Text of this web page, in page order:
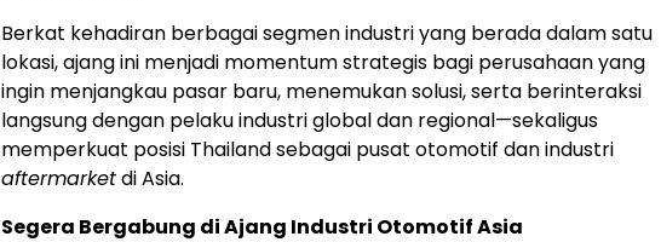
Berkat kehadiran berbagai segmen industri yang berada dalam satu
lokasi, ajang ini menjadi momentum strategis bagi perusahaan yang
ingin menjangkau pasar baru, menemukan solusi, serta berinteraksi
langsung dengan pelaku industri global dan regional—sekaligus
memperkuat posisi Thailand sebagai pusat otomotif dan industri
aftermarketdi Asia.
Segera Bergabung di Ajang Industri Otomotif Asia